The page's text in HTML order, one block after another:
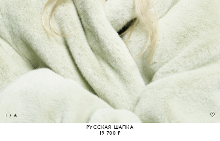
1 / 6
РУССКАЯ ШАПКА
19 700 ₽